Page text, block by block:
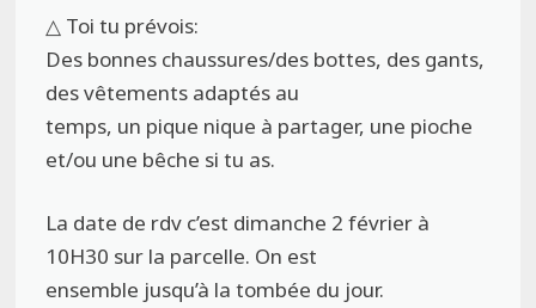
△ Toi tu prévois:
Des bonnes chaussures/des bottes, des gants,
des vêtements adaptés au
temps, un pique nique à partager, une pioche
et/ou une bêche si tu as.
La date de rdv c’est dimanche 2 février à
10H30 sur la parcelle. On est
ensemble jusqu’à la tombée du jour.